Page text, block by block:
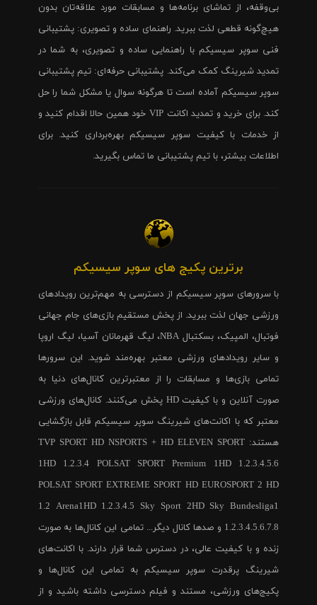
بی‌وقفه، از تماشای برنامه‌ها و مسابقات مورد علاقه‌تان بدون
هیچ‌گونه قطعی لذت ببرید. راهنمای ساده و تصویری: پشتیبانی
فنی سوپر سیسیکم با راهنمایی ساده و تصویری، به شما در
تمدید شیرینگ کمک می‌کند. پشتیبانی حرفه‌ای: تیم پشتیبانی
سوپر سیسیکم آماده است تا هرگونه سوال یا مشکل شما را حل
کند. برای خرید و تمدید اکانت VIP خود همین حالا اقدام کنید و
از خدمات با کیفیت سوپر سیسیکم بهره‌برداری کنید. برای
اطلاعات بیشتر، با تیم پشتیبانی ما تماس بگیرید.
برترین پکیج های سوپر سیسیکم
با سرورهای سوپر سیسیکم از دسترسی به مهم‌ترین رویدادهای
ورزشی جهان لذت ببرید. از پخش مستقیم بازی‌های جام جهانی
فوتبال، المپیک، بسکتبال NBA، لیگ قهرمانان آسیا، لیگ اروپا
و سایر رویدادهای ورزشی معتبر بهره‌مند شوید. این سرورها
تمامی بازی‌ها و مسابقات را از معتبرترین کانال‌های دنیا به
صورت آنلاین و با کیفیت HD پخش می‌کنند. کانال‌های ورزشی
معتبر که با اکانت‌های شیرینگ سوپر سیسیکم قابل بازگشایی
هستند: TVP SPORT HD NSPORTS + HD ELEVEN SPORT
1HD 1.2.3.4 POLSAT SPORT Premium 1HD 1.2.3.4.5.6
POLSAT SPORT EXTREME SPORT HD EUROSPORT 2 HD
1.2 Arena1HD 1.2.3.4.5 Sky Sport 2HD Sky Bundesliga1
1.2.3.4.5.6.7.8 و صدها کانال دیگر... تمامی این کانال‌ها به صورت
زنده و با کیفیت عالی، در دسترس شما قرار دارند. با اکانت‌های
شیرینگ پرقدرت سوپر سیسیکم به تمامی این کانال‌ها و
پکیج‌های ورزشی، مستند و فیلم دسترسی داشته باشید و از